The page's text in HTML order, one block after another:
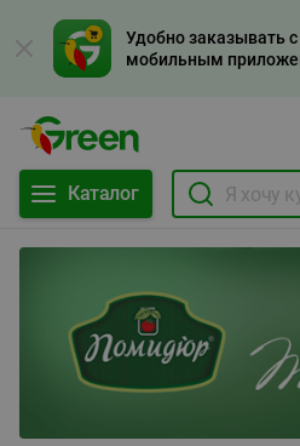
Удобно заказывать
мобильным
Каталог